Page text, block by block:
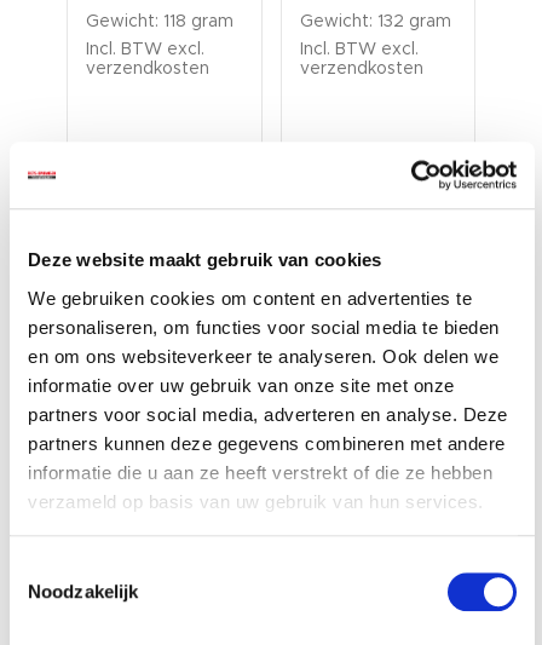
Deze website maakt gebruik van cookies
We gebruiken cookies om content en advertenties te
personaliseren, om functies voor social media te bieden
en om ons websiteverkeer te analyseren. Ook delen we
informatie over uw gebruik van onze site met onze
partners voor social media, adverteren en analyse. Deze
partners kunnen deze gegevens combineren met andere
informatie die u aan ze heeft verstrekt of die ze hebben
verzameld op basis van uw gebruik van hun services.
Noodzakelijk
Gewicht: 118 gram
Incl. BTW excl.
verzendkosten
Gewicht: 132 gram
Incl. BTW excl.
verzendkosten
Accessoires voor een nog
betere ervaring